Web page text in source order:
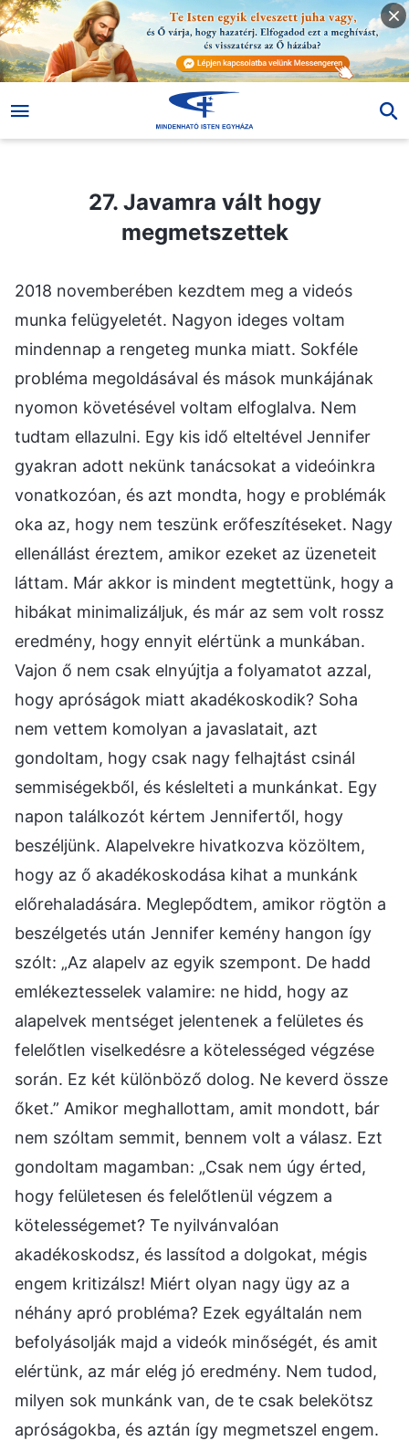
27. Javamra vált hogy megmetszettek
27. Javamra vált hogy
megmetszettek
2018 novemberében kezdtem meg a videós
munka felügyeletét. Nagyon ideges voltam
mindennap a rengeteg munka miatt. Sokféle
probléma megoldásával és mások munkájának
nyomon követésével voltam elfoglalva. Nem
tudtam ellazulni. Egy kis idő elteltével Jennifer
gyakran adott nekünk tanácsokat a videóinkra
vonatkozóan, és azt mondta, hogy e problémák
oka az, hogy nem teszünk erőfeszítéseket. Nagy
ellenállást éreztem, amikor ezeket az üzeneteit
láttam. Már akkor is mindent megtettünk, hogy a
hibákat minimalizáljuk, és már az sem volt rossz
eredmény, hogy ennyit elértünk a munkában.
Vajon ő nem csak elnyújtja a folyamatot azzal,
hogy apróságok miatt akadékoskodik? Soha
nem vettem komolyan a javaslatait, azt
gondoltam, hogy csak nagy felhajtást csinál
semmiségekből, és késlelteti a munkánkat. Egy
napon találkozót kértem Jennifertől, hogy
beszéljünk. Alapelvekre hivatkozva közöltem,
hogy az ő akadékoskodása kihat a munkánk
előrehaladására. Meglepődtem, amikor rögtön a
beszélgetés után Jennifer kemény hangon így
szólt: „Az alapelv az egyik szempont. De hadd
emlékeztesselek valamire: ne hidd, hogy az
alapelvek mentséget jelentenek a felületes és
felelőtlen viselkedésre a kötelességed végzése
során. Ez két különböző dolog. Ne keverd össze
őket.” Amikor meghallottam, amit mondott, bár
nem szóltam semmit, bennem volt a válasz. Ezt
gondoltam magamban: „Csak nem úgy érted,
hogy felületesen és felelőtlenül végzem a
kötelességemet? Te nyilvánvalóan
akadékoskodsz, és lassítod a dolgokat, mégis
engem kritizálsz! Miért olyan nagy ügy az a
néhány apró probléma? Ezek egyáltalán nem
befolyásolják majd a videók minőségét, és amit
elértünk, az már elég jó eredmény. Nem tudod,
milyen sok munkánk van, de te csak belekötsz
apróságokba, és aztán így megmetszel engem.